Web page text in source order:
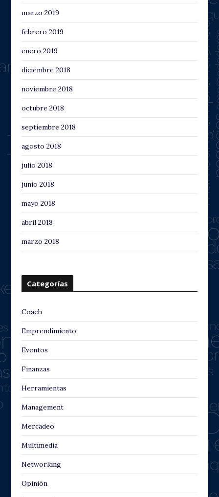
marzo 2019
febrero 2019
enero 2019
diciembre 2018
noviembre 2018
octubre 2018
septiembre 2018
agosto 2018
julio 2018
junio 2018
mayo 2018
abril 2018
marzo 2018
Categorías
Coach
Emprendimiento
Eventos
Finanzas
Herramientas
Management
Mercadeo
Multimedia
Networking
Opinión